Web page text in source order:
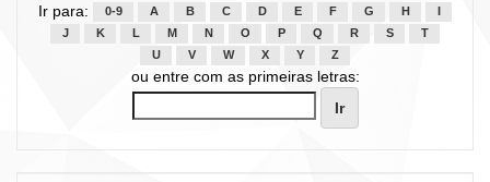
Ir para: 0-9 A B C D E F G H
J
K L M N O P Q R S
T
U
V W X Y Z
ou entre com as primeiras letras: